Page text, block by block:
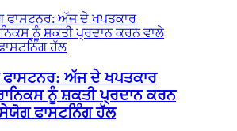
ਅੱਜ ਦੇ ਖਪਤਕਾਰ
ਨੂੰ ਸ਼ਕਤੀ ਪ੍ਰਦਾਨ ਕਰਨ
ਫਾਸਟਨਿੰਗ ਹੱਲ